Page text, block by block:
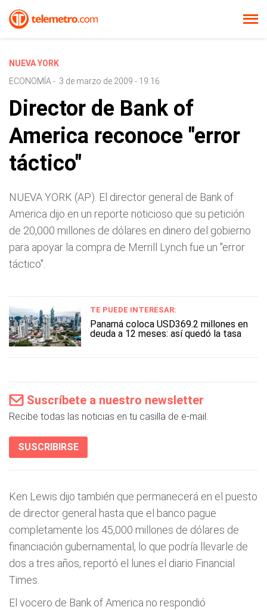
NUEVA YORK
ECONOMÍA - 3 de marzo de 2009 - 19:16
Director de Bank of
America reconoce "error
táctico"
NUEVA YORK (AP). El director general de Bank of
America dijo en un reporte noticioso que su petición
de 20,000 millones de dólares en dinero del gobierno
para apoyar la compra de Merrill Lynch fue un "error
táctico".
TE PUEDE INTERESAR:
Panamá coloca USD369.2 millones en
deuda a 12 meses: así quedó la tasa
Suscríbete a nuestro newsletter
Recibe todas las noticias en tu casilla de e-mail.
SUSCRIBIRSE
Ken Lewis dijo también que permanecerá en el puesto
de director general hasta que el banco pague
completamente los 45,000 millones de dólares de
financiación gubernamental, lo que podría llevarle de
dos a tres años, reportó el lunes el diario Financial
Times.
El vocero de Bank of America no respondió